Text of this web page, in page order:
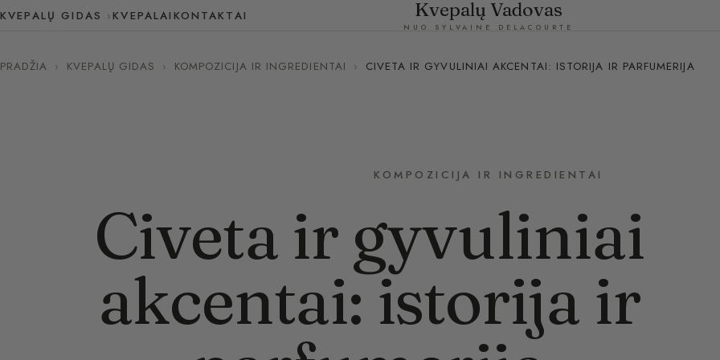
KVEPALŲ GIDAS KVEPALAI KONTAKTAI Kvepalų Vadovas
NUO SYLVAINE DELACOURTE
PRADŽIA › KVEPALŲ GIDAS › KOMPOZICIJA IR INGREDIENTAI › CIVETA IR GYVULINIAI AKCENTAI: ISTORIJA IR PARFUMERIJA
KOMPOZICIJA IR INGREDIENTAI
Civeta ir gyvuliniai
akcentai: istorija ir